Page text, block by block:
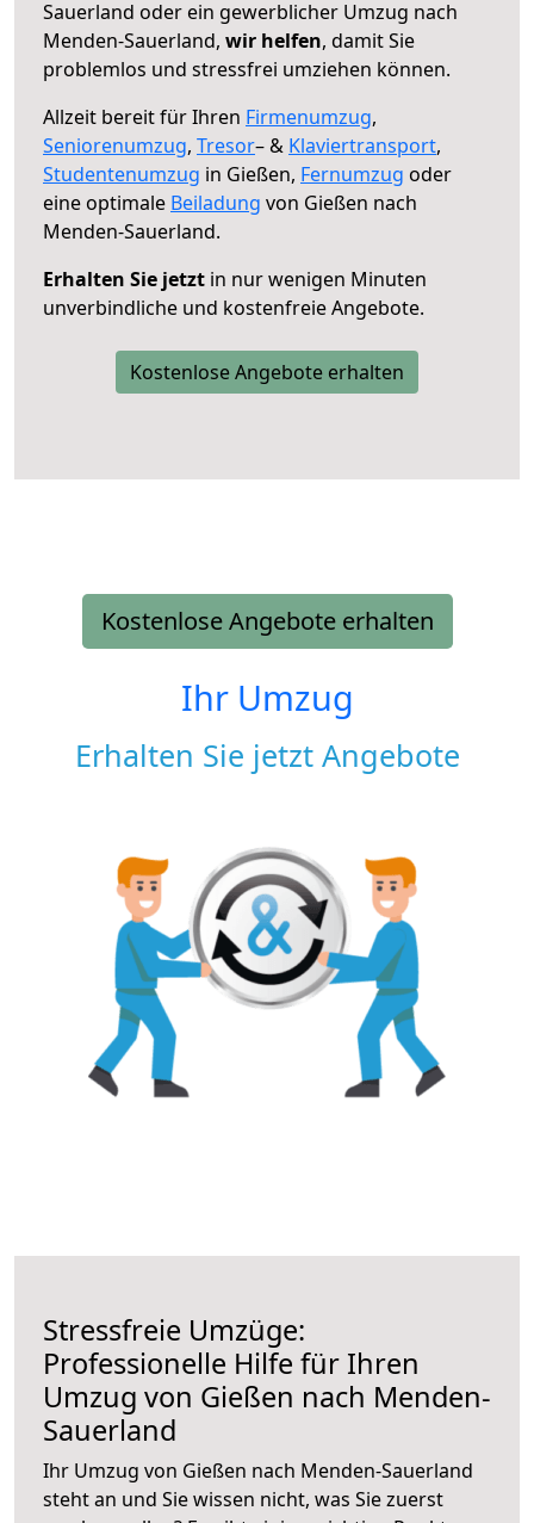
Sauerland oder ein gewerblicher Umzug nach
Menden-Sauerland, wir helfen, damit Sie
problemlos und stressfrei umziehen können.
Allzeit bereit für Ihren Firmenumzug,
Seniorenumzug, Tresor– & Klaviertransport,
Studentenumzug in Gießen, Fernumzug oder
eine optimale Beiladung von Gießen nach
Menden-Sauerland.
Erhalten Sie jetzt in nur wenigen Minuten
unverbindliche und kostenfreie Angebote.
Kostenlose Angebote erhalten
Kostenlose Angebote erhalten
Ihr Umzug
Erhalten Sie jetzt Angebote
Stressfreie Umzüge:
Professionelle Hilfe für Ihren
Umzug von Gießen nach Menden-
Sauerland
Ihr Umzug von Gießen nach Menden-Sauerland
steht an und Sie wissen nicht, was Sie zuerst